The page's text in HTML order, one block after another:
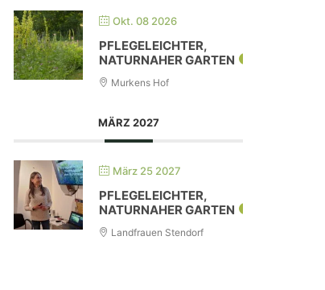
Okt. 08 2026
PFLEGELEICHTER,
NATURNAHER GARTEN
Murkens Hof
MÄRZ 2027
März 25 2027
PFLEGELEICHTER,
NATURNAHER GARTEN
Landfrauen Stendorf